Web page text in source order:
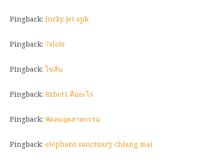
Pingback: lucky jet apk
Pingback: 7slots
Pingback:ไข่สั่น
Pingback: 8xbet1 คืออะไร
Pingback: พัดลมอุตสาหกรรม
Pingback: elephant sanctuary chiang mai